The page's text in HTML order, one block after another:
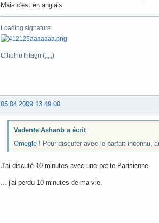
Mais c'est en anglais.
Loading signature.
Cthulhu fhtagn (;,,,;)
05.04.2009 13:49:00
Vadente Ashanb a écrit
Omegle ! Pour discuter avec le parfait inconnu,
J'ai discuté 10 minutes avec une petite Parisienne.
... j'ai perdu 10 minutes de ma vie.